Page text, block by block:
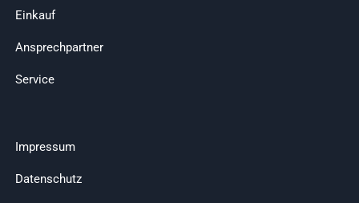
Einkauf
Ansprechpartner
Service
Impressum
Datenschutz